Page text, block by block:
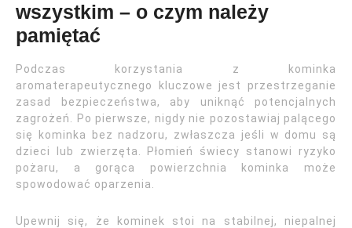
wszystkim – o czym należy
pamiętać
Podczas korzystania z kominka
aromaterapeutycznego kluczowe jest przestrzeganie
zasad bezpieczeństwa, aby uniknąć potencjalnych
zagrożeń. Po pierwsze, nigdy nie pozostawiaj palącego
się kominka bez nadzoru, zwłaszcza jeśli w domu są
dzieci lub zwierzęta. Płomień świecy stanowi ryzyko
pożaru, a gorąca powierzchnia kominka może
spowodować oparzenia.
Upewnij się, że kominek stoi na stabilnej, niepalnej